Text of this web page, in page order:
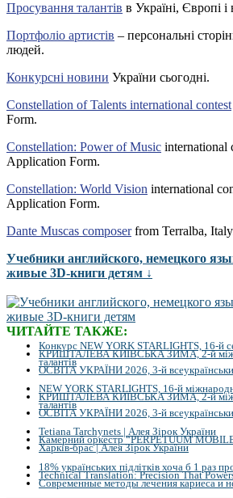
Просування талантів в Україні, Європі і
Портфоліо артистів – персональні
людей.
Конкурсні новини України сьогодні.
Constellation of Talents international contest
Form.
Constellation: Power of Music international
Application Form.
Constellation: World Vision international
Application Form.
Dante Muscas composerfrom Terralba,
Учебники английского, немецкого
живые 3D-книги детям ↓
ЧИТАЙТЕ ТАКЖЕ:
Конкурс NEW YORK STARLIGHTS, 16-й
КРИШТАЛЕВА КИЇВСЬКА ЗИМА, 2-й
талантів
ОСВІТА УКРАЇНИ 2026, 3-й
NEW YORK STARLIGHTS, 16-й
КРИШТАЛЕВА КИЇВСЬКА ЗИМА, 2-й
талантів
ОСВІТА УКРАЇНИ 2026, 3-й
Tetiana Tarchynets | Алея Зірок України
Камерний оркестр “PERPETUUM
Харків-брас | Алея Зірок України
18% українських підлітків хоча б 1 раз
Technical Translation: Precision That
Современные методы лечения кариеса и